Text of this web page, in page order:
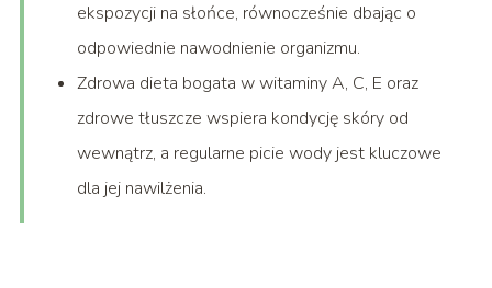
ekspozycji na słońce, równocześnie dbając o
odpowiednie nawodnienie organizmu.
Zdrowa dieta bogata w witaminy A, C, E oraz
zdrowe tłuszcze wspiera kondycję skóry od
wewnątrz, a regularne picie wody jest kluczowe
dla jej nawilżenia.